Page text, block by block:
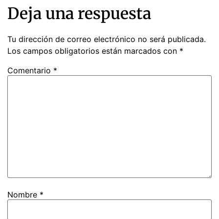
Deja una respuesta
Tu dirección de correo electrónico no será publicada.
Los campos obligatorios están marcados con *
Comentario *
Nombre *